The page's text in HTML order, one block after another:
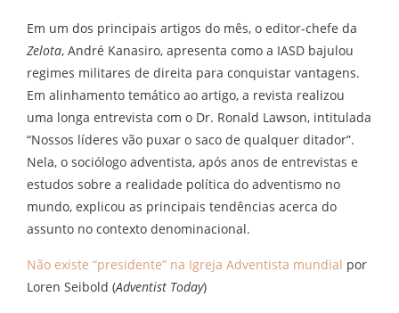
Em um dos principais artigos do mês, o editor-chefe da
Zelota, André Kanasiro, apresenta como a IASD bajulou
regimes militares de direita para conquistar vantagens.
Em alinhamento temático ao artigo, a revista realizou
uma longa entrevista com o Dr. Ronald Lawson, intitulada
“Nossos líderes vão puxar o saco de qualquer ditador”.
Nela, o sociólogo adventista, após anos de entrevistas e
estudos sobre a realidade política do adventismo no
mundo, explicou as principais tendências acerca do
assunto no contexto denominacional.
Não existe “presidente” na Igreja Adventista mundial por
Loren Seibold (Adventist Today)